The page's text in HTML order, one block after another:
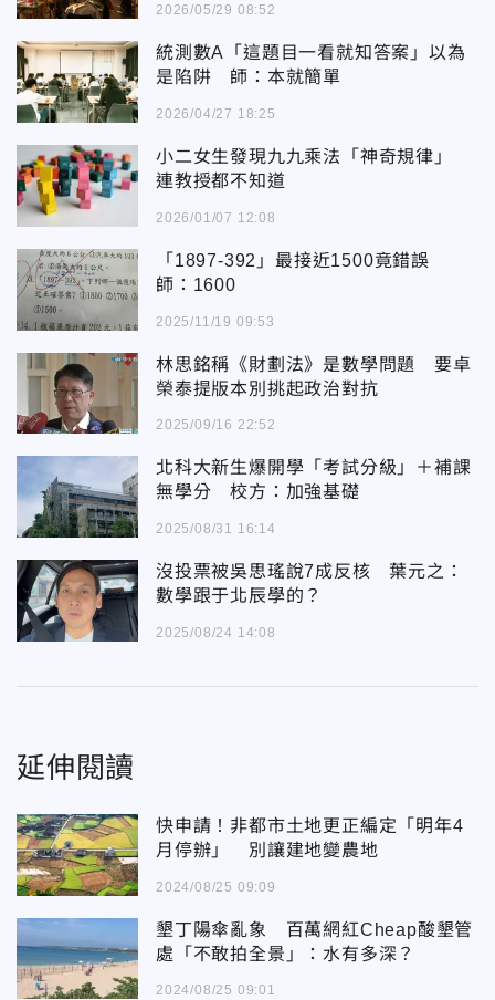
2026/05/29 08:52
統測數A「這題目一看就知答案」以為
是陷阱 師：本就簡單
2026/04/27 18:25
小二女生發現九九乘法「神奇規律」
連教授都不知道
2026/01/07 12:08
「1897-392」最接近1500竟錯誤
師：1600
2025/11/19 09:53
林思銘稱《財劃法》是數學問題 要卓
榮泰提版本別挑起政治對抗
2025/09/16 22:52
北科大新生爆開學「考試分級」＋補課
無學分 校方：加強基礎
2025/08/31 16:14
沒投票被吳思瑤說7成反核 葉元之：
數學跟于北辰學的？
2025/08/24 14:08
延伸閱讀
快申請！非都市土地更正編定「明年4
月停辦」 別讓建地變農地
2024/08/25 09:09
墾丁陽傘亂象 百萬網紅Cheap酸墾管
處「不敢拍全景」：水有多深？
2024/08/25 09:01